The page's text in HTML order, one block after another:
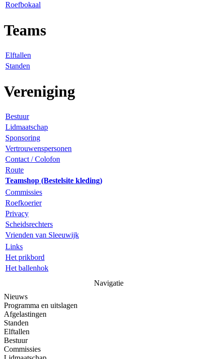
Roefbokaal
Teams
Elftallen
Standen
Vereniging
Bestuur
Lidmaatschap
Sponsoring
Vertrouwenspersonen
Contact / Colofon
Route
Teamshop (Bestelsite kleding)
Commissies
Roefkoerier
Privacy
Scheidsrechters
Vrienden van Sleeuwijk
Links
Het prikbord
Het ballenhok
Navigatie
Nieuws
Programma en uitslagen
Afgelastingen
Standen
Elftallen
Bestuur
Commissies